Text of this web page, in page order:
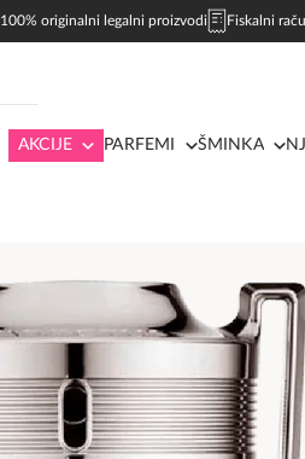
100% originalni legalni proizvodi Fiskalni
AKCIJE PARFEMI ŠMINKA